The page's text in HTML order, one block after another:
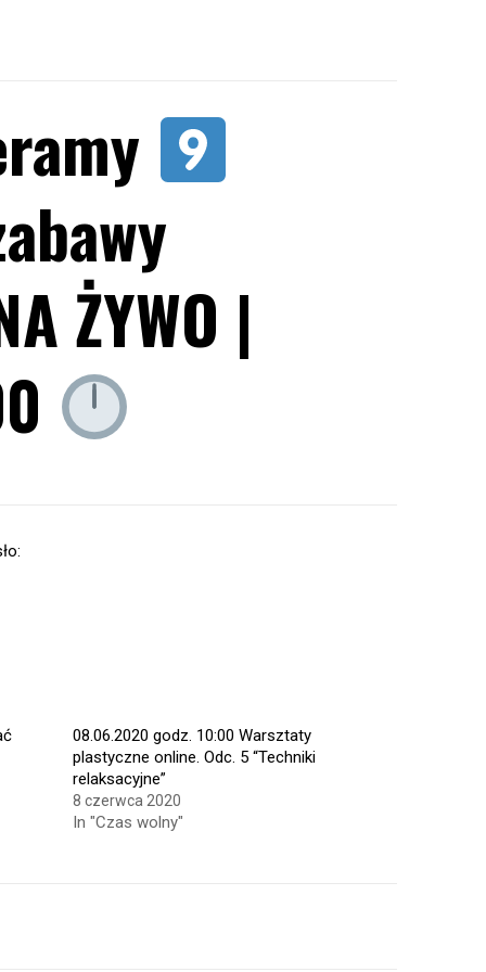
ŻYWO |
08.06.2020 godz. 10:00 Warsztaty
plastyczne online. Odc. 5 “Techniki
relaksacyjne”
8 czerwca 2020
In "Czas wolny"